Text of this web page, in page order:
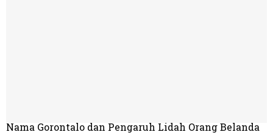
Nama Gorontalo dan Pengaruh Lidah Orang Belanda